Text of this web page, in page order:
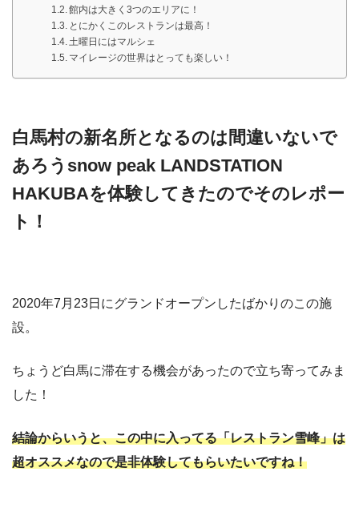
館内は大きく3つのエリアに！
とにかくこのレストランは最高！
土曜日にはマルシェ
マイレージの世界はとっても楽しい！
白馬村の新名所となるのは間違いないで
あろうsnow peak LANDSTATION
HAKUBAを体験してきたのでそのレポー
ト！
2020年7月23日にグランドオープンしたばかりのこの施
設。
ちょうど白馬に滞在する機会があったので立ち寄ってみま
した！
結論からいうと、この中に入ってる「レストラン雪峰」は
超オススメなので是非体験してもらいたいですね！